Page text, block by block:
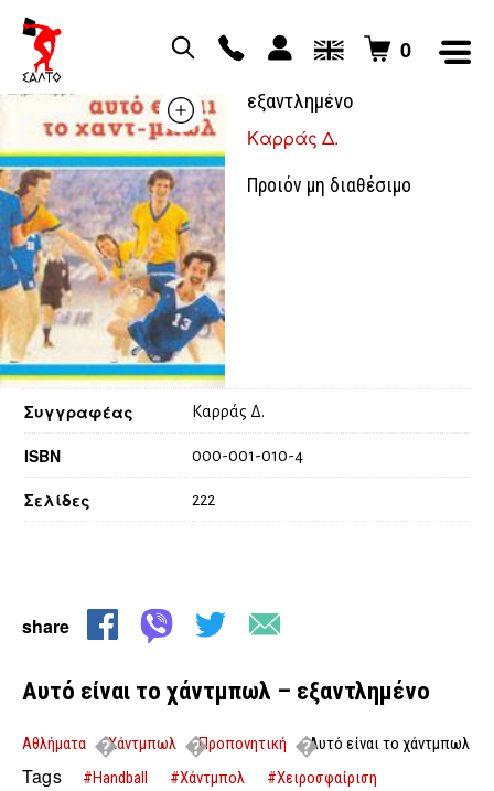
0
εξαντλημένο
Καρράς Δ.
Προιόν μη διαθέσιμο
Συγγραφέας Καρράς Δ.
ISBN 000-001-010-4
Σελίδες 222
share
Αυτό είναι το χάντμπωλ – εξαντλημένο
Αθλήματα Χάντμπωλ Προπονητική
Αυτό είναι το χάντμπωλ
– εξαντλημένο
Tags #Handball #Χάντμπολ #Χειροσφαίριση